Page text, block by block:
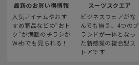
最新のお買い得情報
人気アイテムやおす
すめ商品などの“おト
ク“が満載のチラシが
Webでも見られる！
スーツスクエア
ビジネスウェアがな
んでも揃う、4つのブ
ランドが一体となっ
た新感覚の複合型ス
トアです